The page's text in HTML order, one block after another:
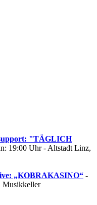
"TÄGLICH
19:00 Uhr - Altstadt Linz,
„KOBRAKASINO“ -
Musikkeller